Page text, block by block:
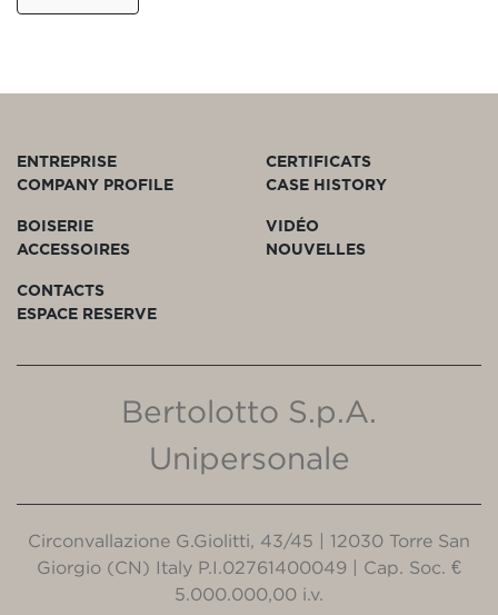
ENTREPRISE
COMPANY PROFILE
CERTIFICATS
CASE HISTORY
BOISERIE
ACCESSOIRES
VIDÉO
NOUVELLES
CONTACTS
ESPACE RESERVE
Bertolotto S.p.A.
Unipersonale
Circonvallazione G.Giolitti, 43/45 | 12030 Torre San
Giorgio (CN) Italy P.I.02761400049 | Cap. Soc. €
5.000.000,00 i.v.